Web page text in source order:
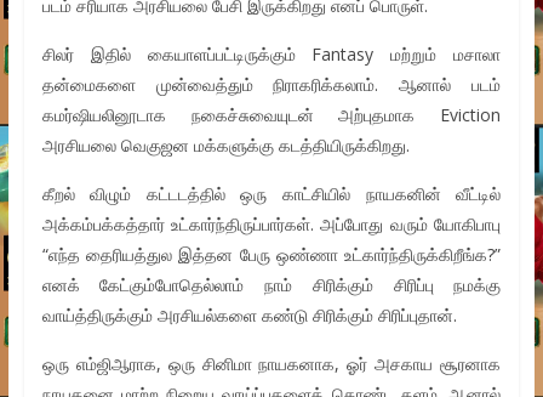
படம் சரியாக அரசியலை பேசி இருக்கிறது எனப் பொருள்.
சிலர் இதில் கையாளப்பட்டிருக்கும் Fantasy மற்றும் மசாலா
தன்மைகளை முன்வைத்தும் நிராகரிக்கலாம். ஆனால் படம்
கமர்ஷியலினூடாக நகைச்சுவையுடன் அற்புதமாக Eviction
அரசியலை வெகுஜன மக்களுக்கு கடத்தியிருக்கிறது.
கீறல் விழும் கட்டடத்தில் ஒரு காட்சியில் நாயகனின் வீட்டில்
அக்கம்பக்கத்தார் உட்கார்ந்திருப்பார்கள். அப்போது வரும் யோகிபாபு
“எந்த தைரியத்துல இத்தன பேரு ஒண்ணா உட்கார்ந்திருக்கிறீங்க?”
எனக் கேட்கும்போதெல்லாம் நாம் சிரிக்கும் சிரிப்பு நமக்கு
வாய்த்திருக்கும் அரசியல்களை கண்டு சிரிக்கும் சிரிப்புதான்.
ஒரு எம்ஜிஆராக, ஒரு சினிமா நாயகனாக, ஓர் அசகாய சூரனாக